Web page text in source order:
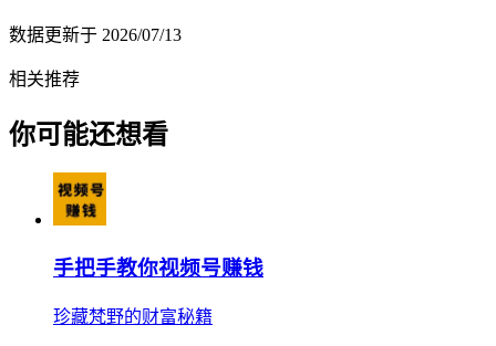
数据更新于 2026/07/13
相关推荐
你可能还想看
手把手教你视频号赚钱
珍藏梵野的财富秘籍